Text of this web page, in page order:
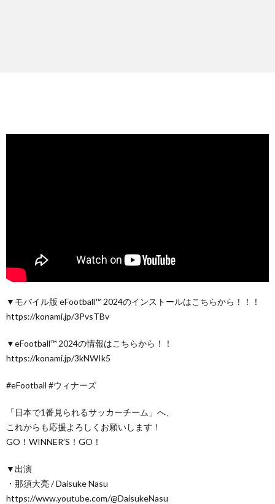
▼モバイル版 eFootball™ 2024のインストールはこちらから！！！
https://konami.jp/3PvsTBv
▼eFootball™ 2024の情報はこちらから！！
https://konami.jp/3kNWIk5
#eFootball #ウィナーズ
「日本で1番見られるサッカーチーム」へ、
これからも応援よろしくお願いします！
GO！WINNER’S！GO！
▼出演
・那須大亮 / Daisuke Nasu
https://www.youtube.com/@DaisukeNasu